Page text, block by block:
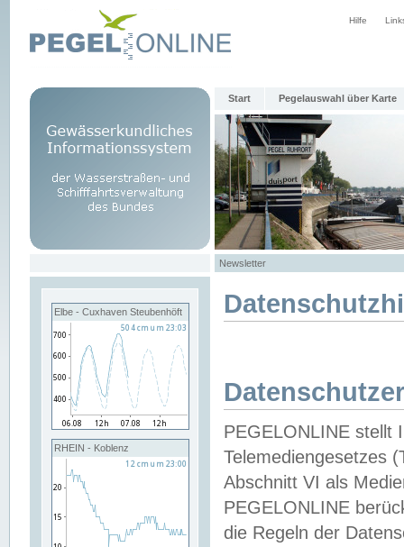
Hilfe
Start Pegelauswahl über Karte
Newsletter
Elbe - Cuxhaven Steubenhöft
RHEIN - Koblenz
PEGELONLINE stellt
Telemediengesetzes
Abschnitt VI als
PEGELONLINE
die Regeln der